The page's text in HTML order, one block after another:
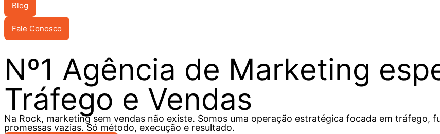
Blog
Fale Conosco
Nº1 Agência de Marketing
Tráfego e Vendas
Na Rock, marketing sem vendas não existe. Somos uma operação estratégica focada em tráfego,
promessas vazias. Só método, execução e resultado.